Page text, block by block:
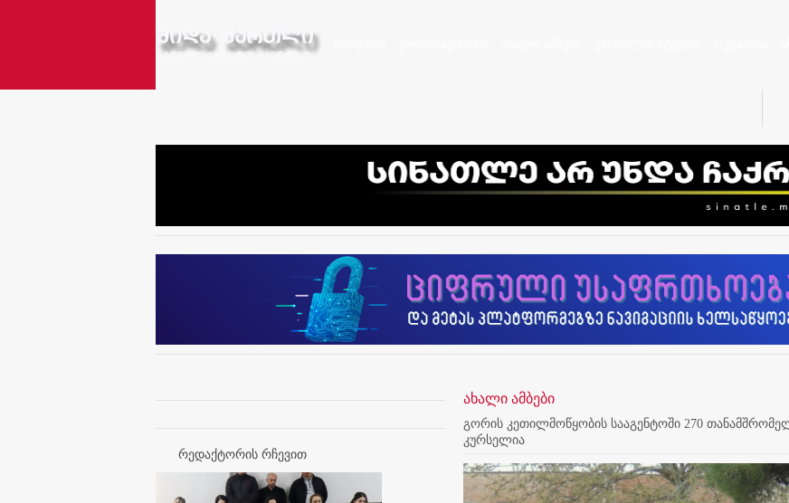
რედაქტორის რჩევით
ახალი ამბები
გორის კეთილმოწყობის სააგენტოში 270
კურსელია